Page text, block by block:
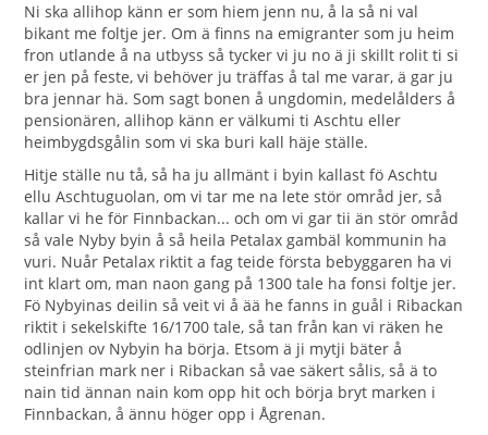
Ni ska allihop känn er som hiem jenn nu, å la så ni val
bikant me foltje jer. Om ä finns na emigranter som ju heim
fron utlande å na utbyss så tycker vi ju no ä ji skillt rolit ti si
er jen på feste, vi behöver ju träffas å tal me varar, ä gar ju
bra jennar hä. Som sagt bonen å ungdomin, medelålders å
pensionären, allihop känn er välkumi ti Aschtu eller
heimbygdsgålin som vi ska buri kall häje ställe.
Hitje ställe nu tå, så ha ju allmänt i byin kallast fö Aschtu
ellu Aschtuguolan, om vi tar me na lete stör områd jer, så
kallar vi he för Finnbackan... och om vi gar tii än stör områd
så vale Nyby byin å så heila Petalax gambäl kommunin ha
vuri. Nuår Petalax riktit a fag teide första bebyggaren ha vi
int klart om, man naon gang på 1300 tale ha fonsi foltje jer.
Fö Nybyinas deilin så veit vi å ää he fanns in guål i Ribackan
riktit i sekelskifte 16/1700 tale, så tan från kan vi räken he
odlinjen ov Nybyin ha börja. Etsom ä ji mytji bäter å
steinfrian mark ner i Ribackan så vae säkert sålis, så ä to
nain tid ännan nain kom opp hit och börja bryt marken i
Finnbackan, å ännu höger opp i Ågrenan.